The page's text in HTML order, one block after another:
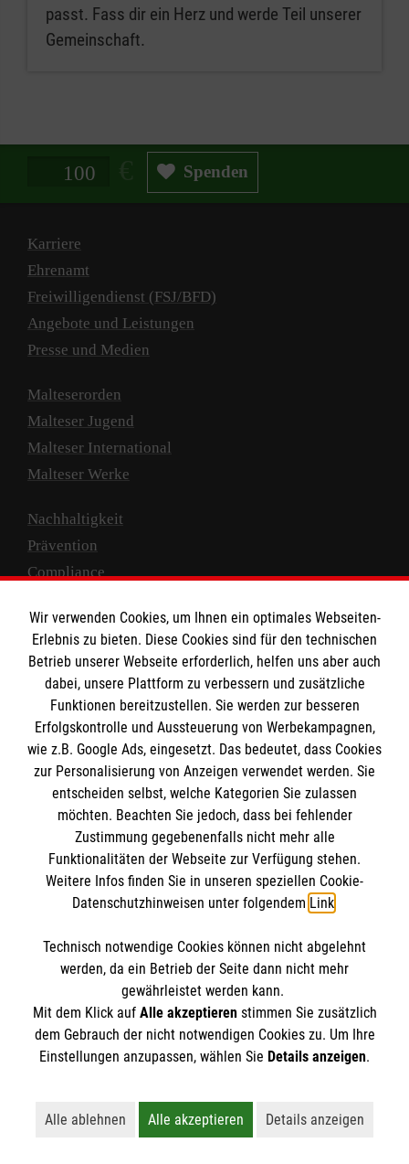
passt. Fass dir ein Herz und werde Teil unserer
Gemeinschaft.
Spendenbetrag in Euro Spenden
Karriere
Ehrenamt
Freiwilligendienst (FSJ/BFD)
Angebote und Leistungen
Presse und Medien
Malteserorden
Malteser Jugend
Malteser International
Malteser Werke
Nachhaltigkeit
Prävention
Compliance
Spenden und Helfen
Spendenkonto
Empfänger: Malteser Hilfsdienst e.V.
IBAN: DE10 3706 0120 1201 2000 12
BIC: GENODED 1PA7
Newsletter abonnieren
Cookies verwalten| AGB|Impressum|Datenschutz|
Barrierefreiheit|Kontakt|Sharepoint|Mediathek
Wir verwenden Cookies, um Ihnen ein optimales Webseiten-
Erlebnis zu bieten. Diese Cookies sind für den technischen
Betrieb unserer Webseite erforderlich, helfen uns aber auch
dabei, unsere Plattform zu verbessern und zusätzliche
Funktionen bereitzustellen. Sie werden zur besseren
Erfolgskontrolle und Aussteuerung von Werbekampagnen,
wie z.B. Google Ads, eingesetzt. Das bedeutet, dass Cookies
zur Personalisierung von Anzeigen verwendet werden. Sie
entscheiden selbst, welche Kategorien Sie zulassen
möchten. Beachten Sie jedoch, dass bei fehlender
Zustimmung gegebenenfalls nicht mehr alle
Funktionalitäten der Webseite zur Verfügung stehen.
Weitere Infos finden Sie in unseren speziellen Cookie-
Datenschutzhinweisen unter folgendem Link.
Technisch notwendige Cookies können nicht abgelehnt
werden, da ein Betrieb der Seite dann nicht mehr
gewährleistet werden kann.
Mit dem Klick auf Alle akzeptierenstimmen Sie zusätzlich
dem Gebrauch der nicht notwendigen Cookies zu. Um Ihre
Einstellungen anzupassen, wählen Sie Details anzeigen.
Alle ablehnen
Lehnt alle nicht-essentiellen Cookies ab
Alle akzeptieren
Akzeptiert alle Cookies
Details anzeigen